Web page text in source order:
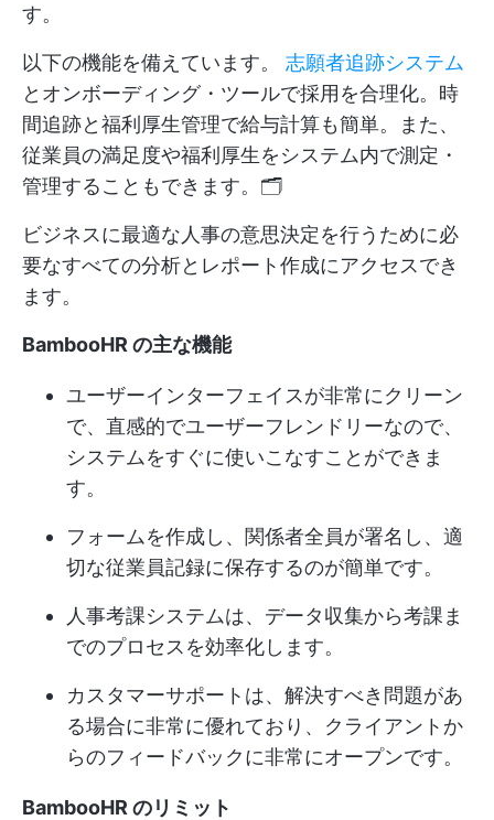
す。
以下の機能を備えています。 志願者追跡システム
とオンボーディング・ツールで採用を合理化。時
間追跡と福利厚生管理で給与計算も簡単。また、
従業員の満足度や福利厚生をシステム内で測定・
管理することもできます。🗂️
ビジネスに最適な人事の意思決定を行うために必
要なすべての分析とレポート作成にアクセスでき
ます。
BambooHR の主な機能
ユーザーインターフェイスが非常にクリーン
で、直感的でユーザーフレンドリーなので、
システムをすぐに使いこなすことができま
す。
フォームを作成し、関係者全員が署名し、適
切な従業員記録に保存するのが簡単です。
人事考課システムは、データ収集から考課ま
でのプロセスを効率化します。
カスタマーサポートは、解決すべき問題があ
る場合に非常に優れており、クライアントか
らのフィードバックに非常にオープンです。
BambooHR のリミット